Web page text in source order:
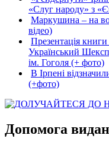
«Слуг народу» з
Маркушина – на
відео)
Презентація
Український
ім. Гоголя (+ фото)
В Ірпені
(+фото)
Допомога